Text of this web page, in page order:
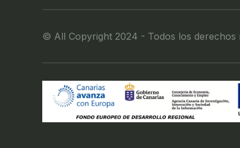
© All Copyright 2024 - Todos los derechos